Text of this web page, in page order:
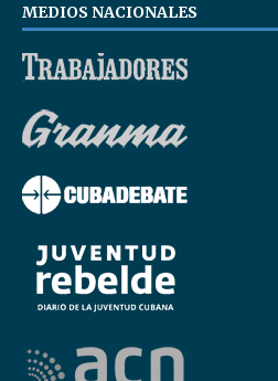
MEDIOS NACIONALES